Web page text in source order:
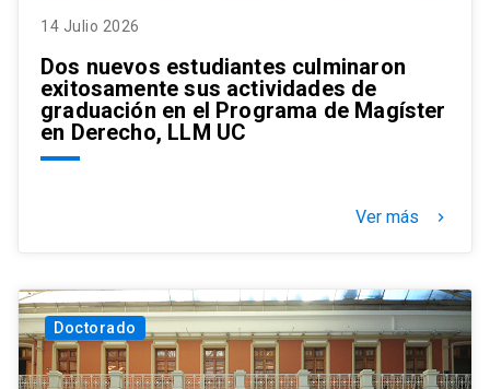
14 Julio 2026
Dos nuevos estudiantes culminaron
exitosamente sus actividades de
graduación en el Programa de Magíster
en Derecho, LLM UC
Ver más keyboard_arrow_right
Doctorado